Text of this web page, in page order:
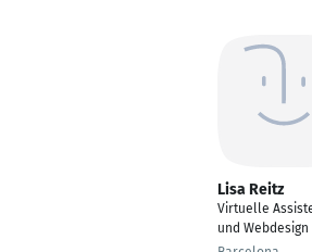
Lisa Reitz
Virtuelle
und Webdesign